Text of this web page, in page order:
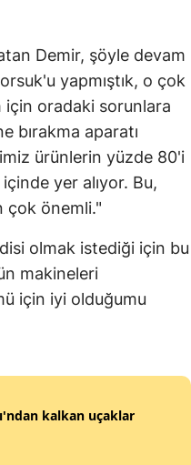
Trabzon
Tunceli
Şanlıurfa
Uşak
Yozgat
Zonguldak
Bayburt
Karaman
Demir, şöyle devam
yapmıştık, o çok
için oradaki sorunlara
bırakma aparatı
ürünlerin yüzde 80'i
içinde yer alıyor. Bu,
çok önemli."
olmak istediği için bu
makineleri
için iyi olduğumu
kalkan uçaklar